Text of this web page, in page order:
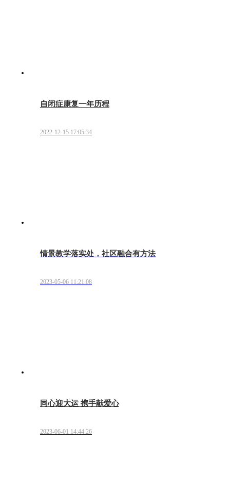
自闭症康复一年历程
2022-12-15 17:05:34
情景教学落实处，社区融合有方法
2023-05-06 11:21:08
同心迎大运 携手献爱心
2023-06-01 14:44:26